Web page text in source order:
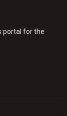
portal for the